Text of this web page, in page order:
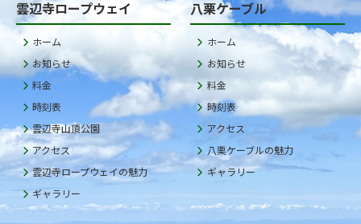
雲辺寺ロープウェイ
ホーム
お知らせ
料金
時刻表
雲辺寺山頂公園
アクセス
雲辺寺ロープウェイの魅力
ギャラリー
八栗ケーブル
ホーム
お知らせ
料金
時刻表
アクセス
八栗ケーブルの魅力
ギャラリー